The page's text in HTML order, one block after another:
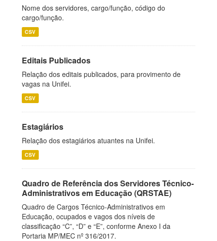
Nome dos servidores, cargo/função, código do
cargo/função.
CSV
Editais Publicados
Relação dos editais publicados, para provimento de
vagas na Unifei.
CSV
Estagiários
Relação dos estagiários atuantes na Unifei.
CSV
Quadro de Referência dos Servidores Técnico-
Administrativos em Educação (QRSTAE)
Quadro de Cargos Técnico-Administrativos em
Educação, ocupados e vagos dos níveis de
classificação “C”, “D” e “E”, conforme Anexo I da
Portaria MP/MEC nº 316/2017.